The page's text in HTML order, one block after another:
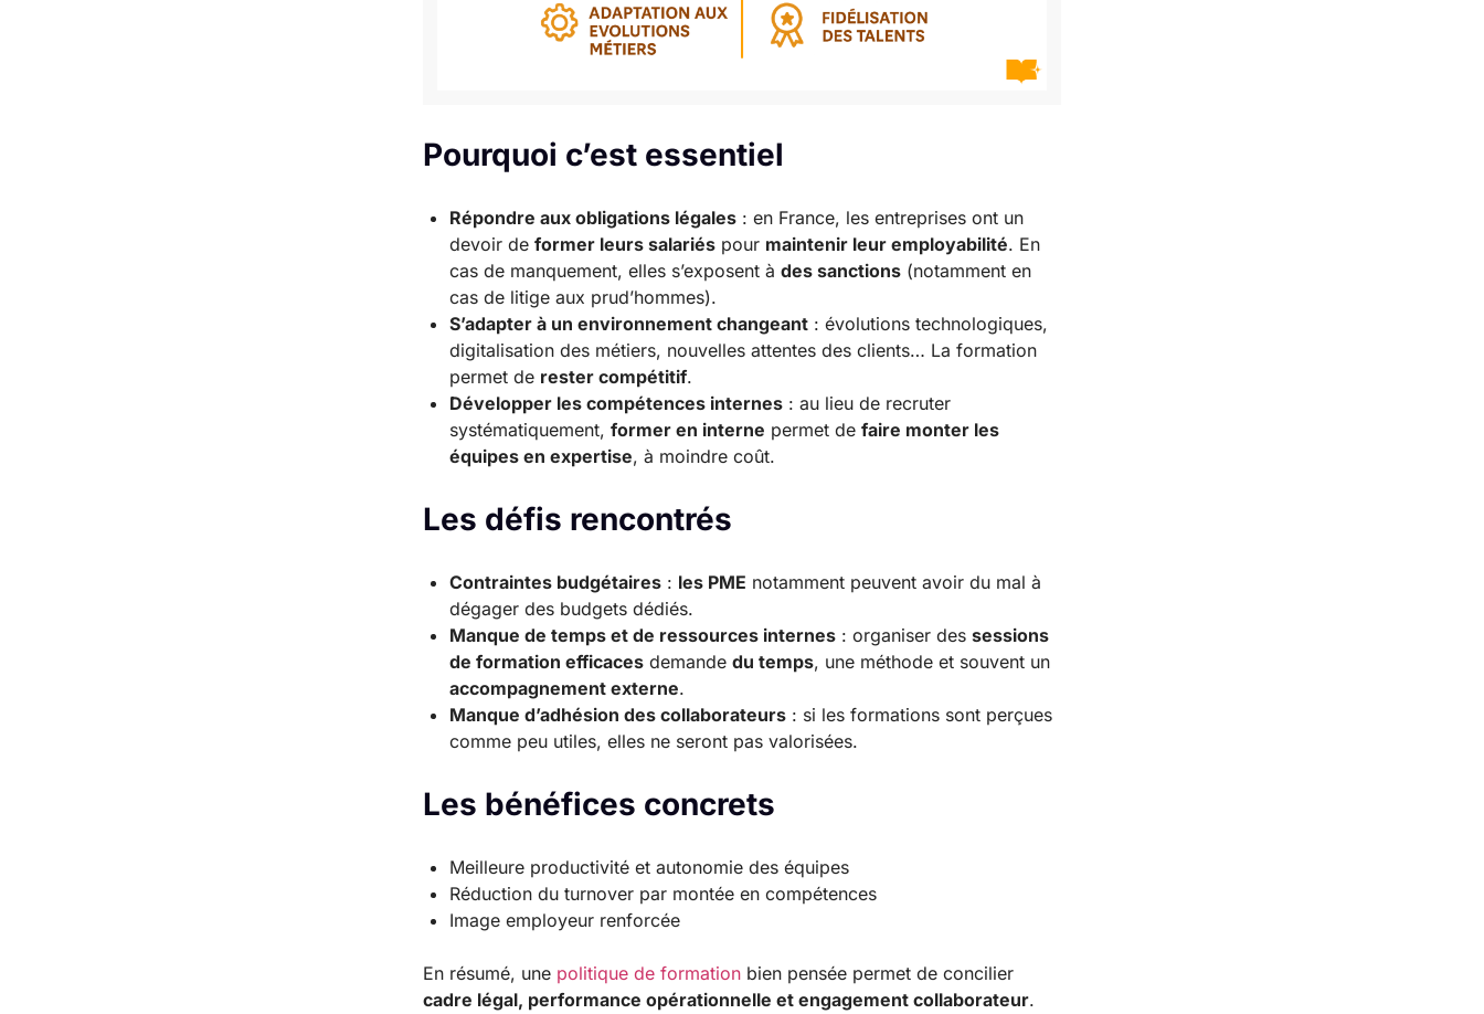
Pourquoi c’est essentiel
Répondre aux obligations légales: en France, les entreprises ont un
devoir de former leurs salariéspour maintenir leur employabilité. En
cas de manquement, elles s’exposent à des sanctions(notamment en
cas de litige aux prud’hommes).
S’adapter à un environnement changeant: évolutions technologiques,
digitalisation des métiers, nouvelles attentes des clients… La formation
permet de rester compétitif.
Développer les compétences internes: au lieu de recruter
systématiquement, former en interne permet de faire monter les
équipes en expertise, à moindre coût.
Les défis rencontrés
Contraintes budgétaires: les PME notamment peuvent avoir du mal à
dégager des budgets dédiés.
Manque de temps et de ressources internes: organiser des sessions
de formation efficacesdemande du temps, une méthode et souvent un
accompagnement externe.
Manque d’adhésion des collaborateurs: si les formations sont perçues
comme peu utiles, elles ne seront pas valorisées.
Les bénéfices concrets
Meilleure productivité et autonomie des équipes
Réduction du turnover par montée en compétences
Image employeur renforcée
En résumé, une politique de formationbien pensée permet de concilier
cadre légal, performance opérationnelle et engagement collaborateur.